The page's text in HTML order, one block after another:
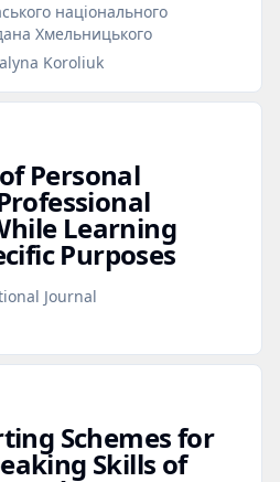
національного
Хмельницького
Koroliuk
Personal
Learning
Purposes
Journal
Schemes for
Skills of